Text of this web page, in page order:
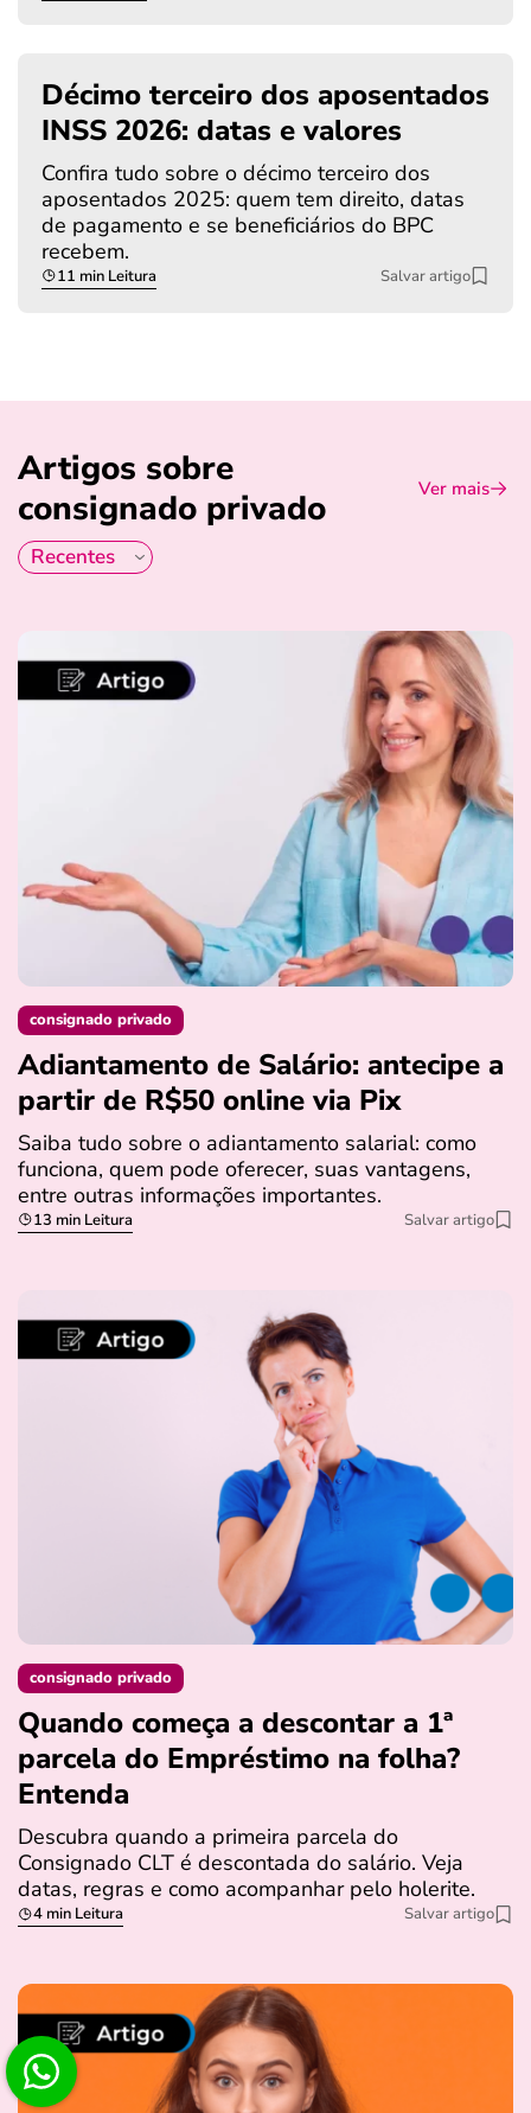
Décimo terceiro dos aposentados
INSS 2026: datas e valores
Confira tudo sobre o décimo terceiro dos
aposentados 2025: quem tem direito, datas
de pagamento e se beneficiários do BPC
recebem.
11 min Leitura Salvar artigo
Artigos sobre
consignado privado
Ver mais
consignado privado
Adiantamento de Salário: antecipe a
partir de R$50 online via Pix
Saiba tudo sobre o adiantamento salarial: como
funciona, quem pode oferecer, suas vantagens,
entre outras informações importantes.
13 min Leitura Salvar artigo
consignado privado
Quando começa a descontar a 1ª
parcela do Empréstimo na folha?
Entenda
Descubra quando a primeira parcela do
Consignado CLT é descontada do salário. Veja
datas, regras e como acompanhar pelo holerite.
4 min Leitura Salvar artigo